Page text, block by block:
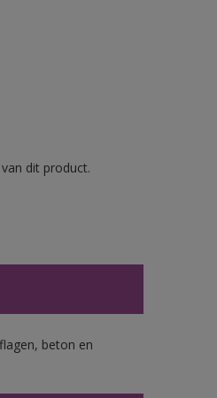
dit product.
beton en